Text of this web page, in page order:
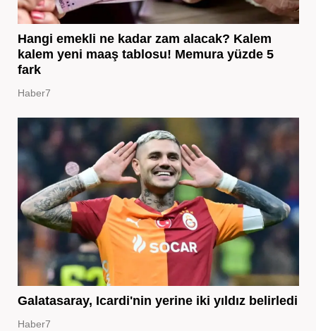
Hangi emekli ne kadar zam alacak? Kalem
kalem yeni maaş tablosu! Memura yüzde 5
fark
Haber7
Galatasaray, Icardi'nin yerine iki yıldız belirledi
Haber7